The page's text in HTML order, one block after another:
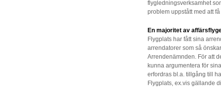
flygledningsverksamhet
problem uppstått med att
En majoritet av
Flygplats har fått sina
arrendatorer som så
Arrendenämnden. För att
kunna argumentera för
erfordras bl.a. tillgång till
Flygplats, ex.vis gällande